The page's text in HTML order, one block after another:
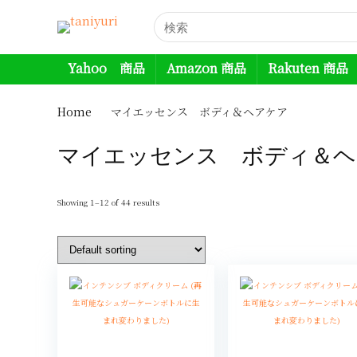
Yahoo 商品 Amazon 商品 Rakuten 商品
Home マイエッセンス ボディ＆ヘアケア
マイエッセンス ボディ＆
Showing 1–12 of 44 results